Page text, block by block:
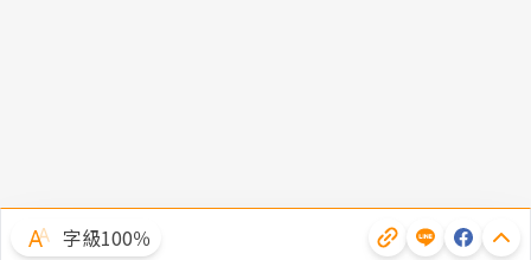
字級100％